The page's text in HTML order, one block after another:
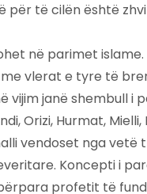
për të cilën është
në parimet islame.
vlerat e tyre të
vijim janë shembull i
Orizi, Hurmat, Mielli,
vendoset nga vetë
Koncepti i
profetit të